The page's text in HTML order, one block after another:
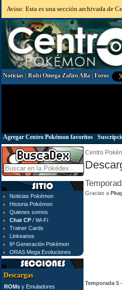
Aviso: Esta es una sección archivada de
Noticias|Rubí Omega Zafiro Alfa|Foros
Agregar Centro Pokémon favoritos
Noticias Pokémon
Historia Pokémon
Quienes somos
Chat CP / Wi-Fi
Trainer Cards
Linkeanos
6ª Generación Pokémon
ORAS Mega Evoluciones
Descargas
ROMs y Emuladores
Centro
Gracias a
Temporada 5